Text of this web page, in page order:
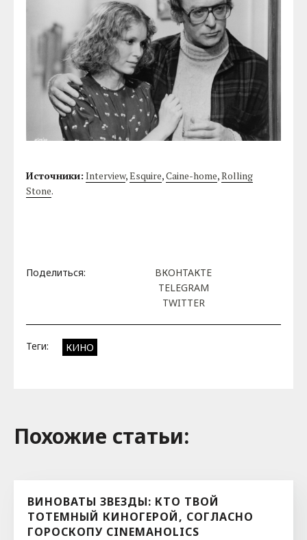
Источники: Interview,Esquire,Caine-home,Rolling
Stone.
Поделиться:
ВКОНТАКТЕ
TELEGRAM
TWITTER
Теги: КИНО
Похожие cтатьи:
ВИНОВАТЫ ЗВЕЗДЫ: КТО ТВОЙ
ТОТЕМНЫЙ КИНОГЕРОЙ, СОГЛАСНО
ГОРОСКОПУ CINEMAHOLICS